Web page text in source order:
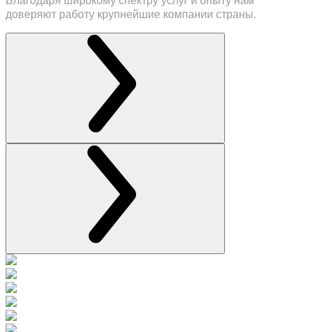
доверяют работу крупнейшие компании страны.